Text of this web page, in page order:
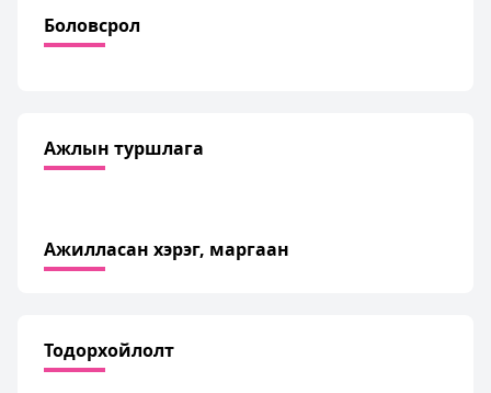
Боловсрол
Ажлын туршлага
Ажилласан хэрэг, маргаан
Тодорхойлолт